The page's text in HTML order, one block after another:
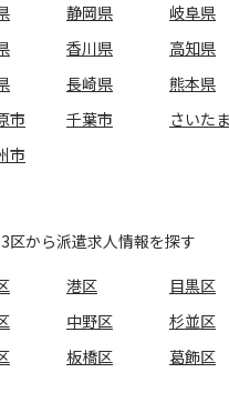
静岡県 岐阜県
香川県 高知県
長崎県 熊本県
市
千葉市 さいた
市
区から派遣求人情報を探す
港区 目黒区
中野区 杉並区
板橋区 葛飾区